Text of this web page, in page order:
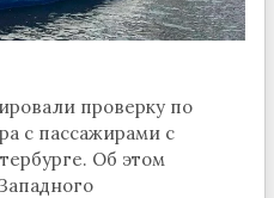
проверку по
с пассажирами с
Об этом